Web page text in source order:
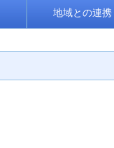
地域との連携